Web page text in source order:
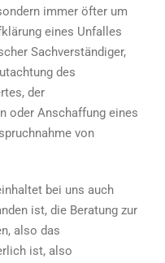
immer öfter um
eines Unfalles
Sachverständiger,
des
der
oder Anschaffung eines
von
bei uns auch
ist, die Beratung zur
also das
ist, also